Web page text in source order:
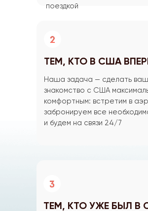
поездкой
ТЕМ, КТО В США
Наша задача — сделать
знакомство с США
комфортным: встретим в
забронируем все
и будем на связи 24/7
ТЕМ, КТО УЖЕ БЫЛ В